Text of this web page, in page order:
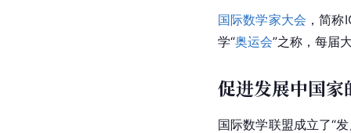
国际数学家大会 ，简
学“奥运会”之称，每届
促进发展中国
国际数学联盟成立了“